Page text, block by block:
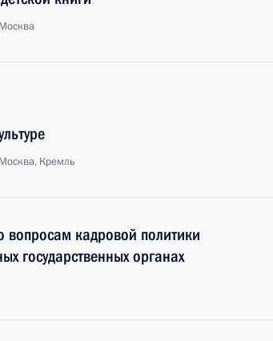
Москва
Москва, Кремль
вопросам кадровой политики
государственных органах